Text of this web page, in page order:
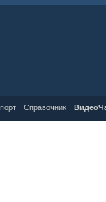
Справочник